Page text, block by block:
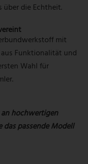
über die Echtheit.
mit
Funktionalität und
Wahl für
hochwertigen
das passende Modell